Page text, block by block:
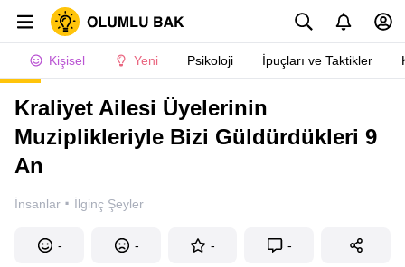
Kişisel Yeni Psikoloji İpuçları ve Taktikler
Kraliyet Ailesi Üyelerinin
Muziplikleriyle Bizi Güldürdükleri 9
An
İnsanlar · İlginç Şeyler
- - - -